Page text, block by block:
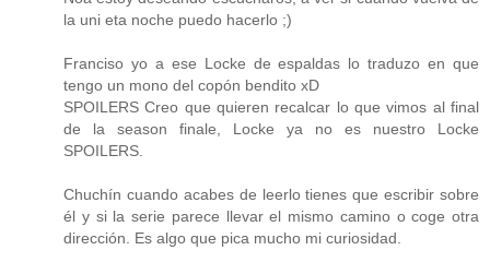
la uni eta noche puedo hacerlo ;)
Franciso yo a ese Locke de espaldas lo traduzo en que
tengo un mono del copón bendito xD
SPOILERS Creo que quieren recalcar lo que vimos al final
de la season finale, Locke ya no es nuestro Locke
SPOILERS.
Chuchín cuando acabes de leerlo tienes que escribir sobre
él y si la serie parece llevar el mismo camino o coge otra
dirección. Es algo que pica mucho mi curiosidad.